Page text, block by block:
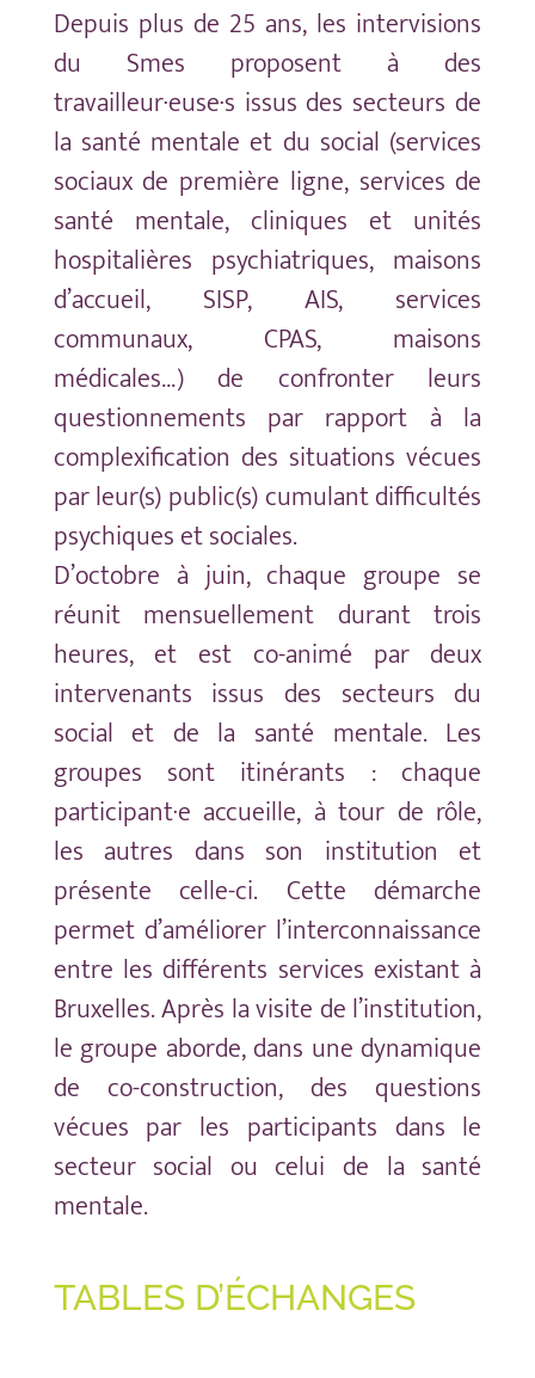
Depuis plus de 25 ans, les intervisions
du Smes proposent à des
travailleur·euse·s issus des secteurs de
la santé mentale et du social (services
sociaux de première ligne, services de
santé mentale, cliniques et unités
hospitalières psychiatriques, maisons
d’accueil, SISP, AIS, services
communaux, CPAS, maisons
médicales…) de confronter leurs
questionnements par rapport à la
complexification des situations vécues
par leur(s) public(s) cumulant difficultés
psychiques et sociales.
D’octobre à juin, chaque groupe se
réunit mensuellement durant trois
heures, et est co-animé par deux
intervenants issus des secteurs du
social et de la santé mentale. Les
groupes sont itinérants : chaque
participant·e accueille, à tour de rôle,
les autres dans son institution et
présente celle-ci. Cette démarche
permet d’améliorer l’interconnaissance
entre les différents services existant à
Bruxelles. Après la visite de l’institution,
le groupe aborde, dans une dynamique
de co-construction, des questions
vécues par les participants dans le
secteur social ou celui de la santé
mentale.
TABLES D’ÉCHANGES